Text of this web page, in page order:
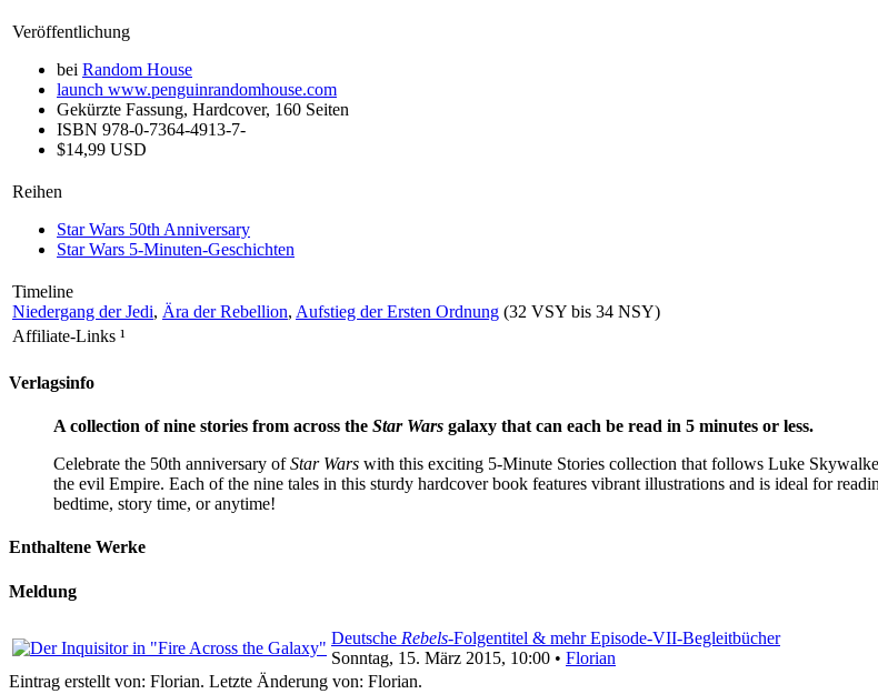
Veröffentlichung
bei Random House
launch www.penguinrandomhouse.com
Gekürzte Fassung, Hardcover, 160 Seiten
ISBN 978-0-7364-4913-7-
$14,99 USD
Reihen
Star Wars 50th Anniversary
Star Wars 5-Minuten-Geschichten
Timeline
Niedergang der Jedi, Ära der Rebellion, Aufstieg der Ersten Ordnung (32 VSY bis 34 NSY)
Affiliate-Links ¹
Verlagsinfo
A collection of nine stories from across the Star Wars galaxy that can each be read in 5 minutes or less.
Celebrate the 50th anniversary ofStar Wars with this exciting 5-Minute Stories collection that follows Luke
the evil Empire. Each of the nine tales in this sturdy hardcover book features vibrant illustrations and is ideal for
bedtime, story time, or anytime!
Enthaltene Werke
Meldung
Deutsche Rebels-Folgentitel & mehr Episode-VII-Begleitbücher
Sonntag, 15. März 2015, 10:00 • Florian
Eintrag erstellt von: Florian. Letzte Änderung von: Florian.